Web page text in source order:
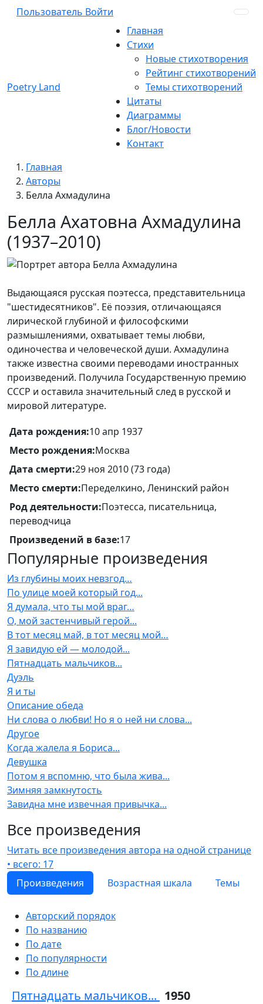
Пользователь Войти
Poetry Land
Главная
Стихи
Новые стихотворения
Рейтинг стихотворений
Темы стихотворений
Цитаты
Диаграммы
Блог/Новости
Контакт
Главная
Авторы
Белла Ахмадулина
Белла Ахатовна Ахмадулина
(1937–2010)
Выдающаяся русская поэтесса, представительница
"шестидесятников". Её поэзия, отличающаяся
лирической глубиной и философскими
размышлениями, охватывает темы любви,
одиночества и человеческой души. Ахмадулина
также известна своими переводами иностранных
произведений. Получила Государственную премию
СССР и оставила значительный след в русской и
мировой литературе.
Дата рождения:10 апр 1937
Место рождения:Москва
Дата смерти:29 ноя 2010 (73 года)
Место смерти:Переделкино, Ленинский район
Род деятельности:Поэтесса, писательница,
переводчица
Произведений в базе:17
Популярные произведения
Из глубины моих невзгод…
По улице моей который год...
Я думала, что ты мой враг…
О, мой застенчивый герой...
В тот месяц май, в тот месяц мой…
Я завидую ей — молодой...
Пятнадцать мальчиков...
Дуэль
Я и ты
Описание обеда
Ни слова о любви! Но я о ней ни слова...
Другое
Когда жалела я Бориса...
Девушка
Потом я вспомню, что была жива...
Зимняя замкнутость
Завидна мне извечная привычка...
Все произведения
Читать все произведения автора на одной странице
• всего: 17
Произведения
Возрастная шкала Темы
Авторский порядок
По названию
По дате
По популярности
По длине
Пятнадцать мальчиков... 1950